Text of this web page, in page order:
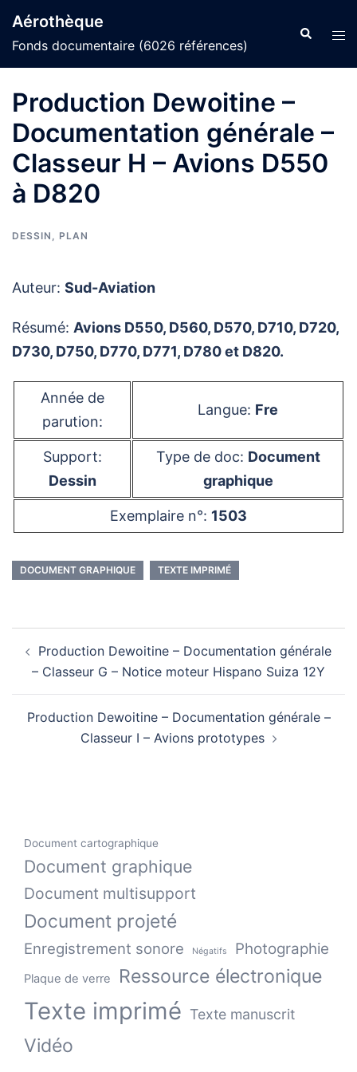
au
contenu
Aérothèque
Fonds documentaire (6026 références)
Production Dewoitine –
Documentation générale –
Classeur H – Avions D550
à D820
DESSIN , PLAN
Auteur: Sud-Aviation
Résumé: Avions D550, D560, D570, D710, D720,
D730, D750, D770, D771, D780 et D820.
Année de
parution:
Langue: Fre
Support:
Dessin
Type de doc: Document
graphique
Exemplaire n°: 1503
DOCUMENT GRAPHIQUE TEXTE IMPRIMÉ
d’article
Production Dewoitine – Documentation générale
– Classeur G – Notice moteur Hispano Suiza 12Y
Production Dewoitine – Documentation générale –
Classeur I – Avions prototypes
Document cartographique
Document graphique
Document multisupport
Document projeté
Enregistrement sonore Négatifs Photographie
Plaque de verre Ressource électronique
Texte imprimé Texte manuscrit
Vidéo